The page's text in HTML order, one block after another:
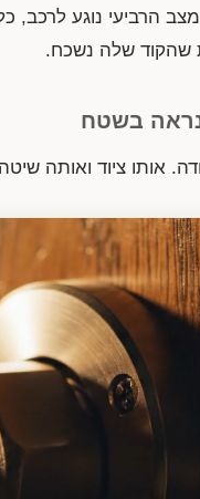
הרביעי נוגע לרכב,
שהקוד שלה נשכח.
נראה בשטח
אותו ציוד ואותה